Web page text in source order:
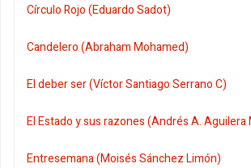
Círculo Rojo (Eduardo Sadot)
Candelero (Abraham Mohamed)
El deber ser (Víctor Santiago Serrano C)
El Estado y sus razones (Andrés A. Aguilera
Entresemana (Moisés Sánchez Limón)